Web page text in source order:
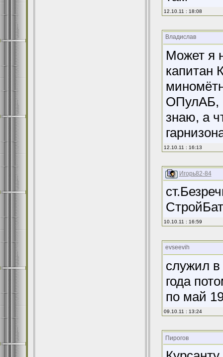
12.10.11 : 18:08
Владислав
Может я
капитан
ОПулАБ,
знаю, а
12.10.11 : 16:13
Игорь82-84
10.10.11 : 16:59
evseevih
служил в
года
по май
09.10.11 : 13:24
Пирогов